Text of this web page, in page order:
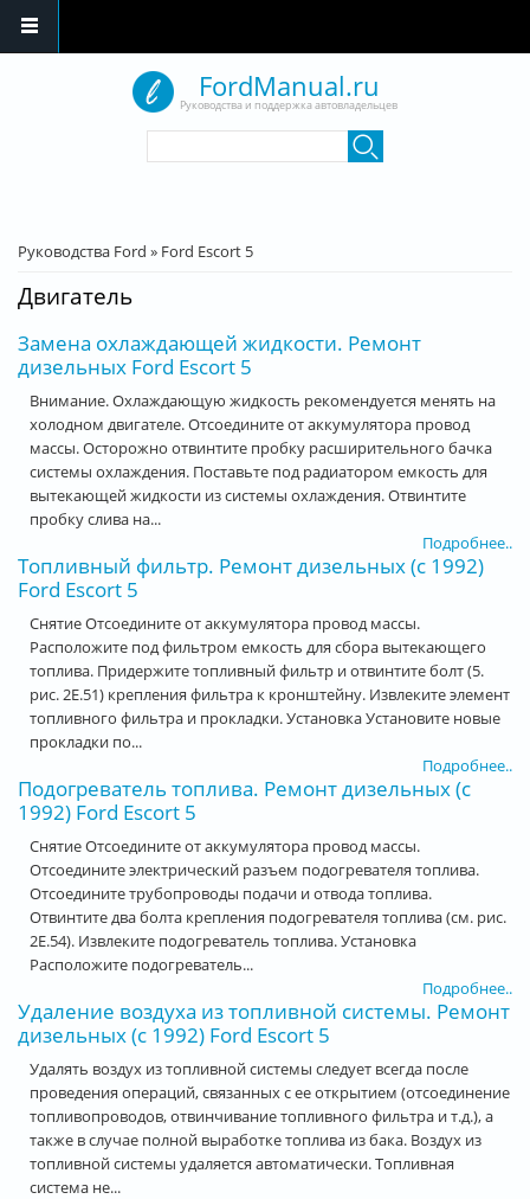
FordManual.ru
Руководства и поддержка автовладельцев
Вы здесь
Руководства Ford » Ford Escort 5
Двигатель
Замена охлаждающей жидкости. Ремонт
дизельных Ford Escort 5
Внимание. Охлаждающую жидкость рекомендуется менять на
холодном двигателе. Отсоедините от аккумулятора провод
массы. Осторожно отвинтите пробку расширительного бачка
системы охлаждения. Поставьте под радиатором емкость для
вытекающей жидкости из системы охлаждения. Отвинтите
пробку слива на...
Подробнее..
Топливный фильтр. Ремонт дизельных (с 1992)
Ford Escort 5
Снятие Отсоедините от аккумулятора провод массы.
Расположите под фильтром емкость для сбора вытекающего
топлива. Придержите топливный фильтр и отвинтите болт (5.
рис. 2Е.51) крепления фильтра к кронштейну. Извлеките элемент
топливного фильтра и прокладки. Установка Установите новые
прокладки по...
Подробнее..
Подогреватель топлива. Ремонт дизельных (с
1992) Ford Escort 5
Снятие Отсоедините от аккумулятора провод массы.
Отсоедините электрический разъем подогревателя топлива.
Отсоедините трубопроводы подачи и отвода топлива.
Отвинтите два болта крепления подогревателя топлива (см. рис.
2Е.54). Извлеките подогреватель топлива. Установка
Расположите подогреватель...
Подробнее..
Удаление воздуха из топливной системы. Ремонт
дизельных (с 1992) Ford Escort 5
Удалять воздух из топливной системы следует всегда после
проведения операций, связанных с ее открытием (отсоединение
топливопроводов, отвинчивание топливного фильтра и т.д.), а
также в случае полной выработке топлива из бака. Воздух из
топливной системы удаляется автоматически. Топливная
система не...